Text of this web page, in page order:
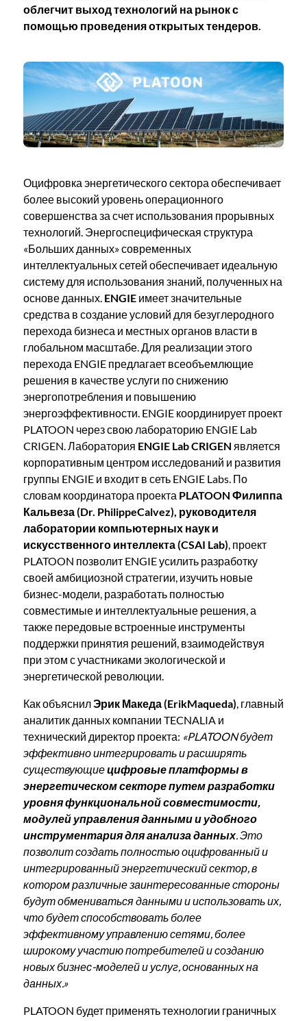
облегчит выход технологий на рынок с
помощью проведения открытых тендеров.
Оцифровка энергетического сектора обеспечивает
более высокий уровень операционного
совершенства за счет использования прорывных
технологий. Энергоспецифическая структура
«Больших данных» современных
интеллектуальных сетей обеспечивает идеальную
систему для использования знаний, полученных на
основе данных. ENGIEимеет значительные
средства в создание условий для безуглеродного
перехода бизнеса и местных органов власти в
глобальном масштабе. Для реализации этого
перехода ENGIE предлагает всеобъемлющие
решения в качестве услуги по снижению
энергопотребления и повышению
энергоэффективности. ENGIE координирует проект
PLATOON через свою лабораторию ENGIE Lab
CRIGEN. Лаборатория ENGIE Lab CRIGEN является
корпоративным центром исследований и развития
группы ENGIE и входит в сеть ENGIE Labs. По
словам координатора проекта PLATOON Филиппа
Кальвеза (Dr. PhilippeCalvez), руководителя
лаборатории компьютерных наук и
искусственного интеллекта (CSAI Lab), проект
PLATOON позволит ENGIE усилить разработку
своей амбициозной стратегии, изучить новые
бизнес-модели, разработать полностью
совместимые и интеллектуальные решения, а
также передовые встроенные инструменты
поддержки принятия решений, взаимодействуя
при этом с участниками экологической и
энергетической революции.
Как объяснилЭрик Македа (ErikMaqueda), главный
аналитик данных компании TECNALIA и
технический директор проекта: «PLATOON будет
эффективно интегрировать и расширять
существующиецифровые платформы в
энергетическом секторе путем разработки
уровня функциональной совместимости,
модулей управления данными и удобного
инструментария для анализа данных. Это
позволит создать полностью оцифрованный и
интегрированный энергетический сектор, в
котором различные заинтересованные стороны
будут обмениваться данными и использовать их,
что будет способствовать более
эффективному управлению сетями, более
широкому участию потребителей и созданию
новых бизнес-моделей и услуг, основанных на
данных.»
PLATOON будет применять технологии граничных